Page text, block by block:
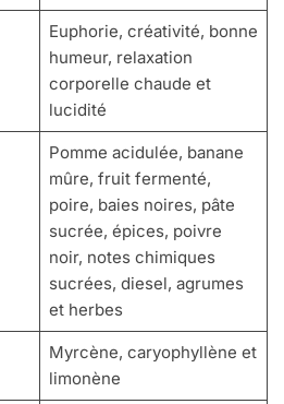
Euphorie, créativité, bonne
humeur, relaxation
corporelle chaude et
lucidité
Pomme acidulée, banane
mûre, fruit fermenté,
poire, baies noires, pâte
sucrée, épices, poivre
noir, notes chimiques
sucrées, diesel, agrumes
et herbes
Myrcène, caryophyllène et
limonène